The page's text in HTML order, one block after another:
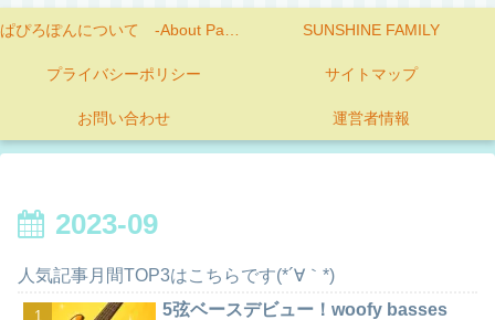
SUNSHINE FAMILY
プライバシーポリシー サイトマップ
お問い合わせ 運営者情報
2023-09
人気記事月間TOP3はこちらです(*´∀｀*)
5弦ベースデビュー！woofy basses